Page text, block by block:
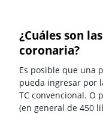
¿Cuáles son
coronaria?
Es posible que una
pueda ingresar por
TC convencional. O
(en general de 450